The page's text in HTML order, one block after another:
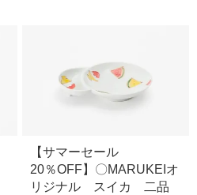
【サマーセール
20％OFF】〇MARUKEIオ
リジナル スイカ 二品